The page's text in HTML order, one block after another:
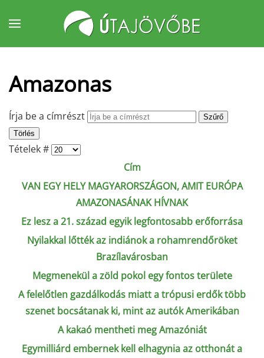
Fő tartalom átugrása
Amazonas
Írja be a címrészt
Szűrő
Törlés
Tételek #
Cím
VAN EGY HELY MAGYARORSZÁGON, AMIT EURÓPA
AMAZONASÁNAK HÍVNAK
Ez lesz a 21. század egyik legfontosabb erőforrása
Nyilakkal lőtték az indiánok a rohamrendőröket
Brazílavárosban
Megmenekül a zöld pokol egy fontos területe
A felelőtlen gazdálkodás miatt a trópusi erdők több
szenet bocsátanak ki, mint az autók Amerikában
A kakaó mentheti meg Amazóniát
Egymilliárd embernek kell elhagynia az otthonát a